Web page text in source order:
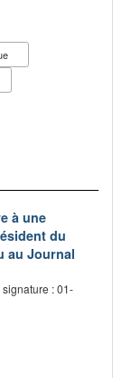
à une
du
au Journal
signature : 01-